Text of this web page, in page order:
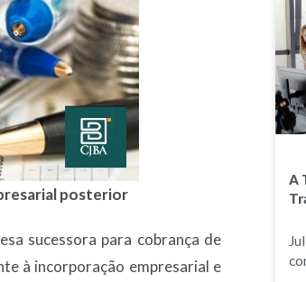
posterior
sucessora para cobrança de
à incorporação empresarial e
A